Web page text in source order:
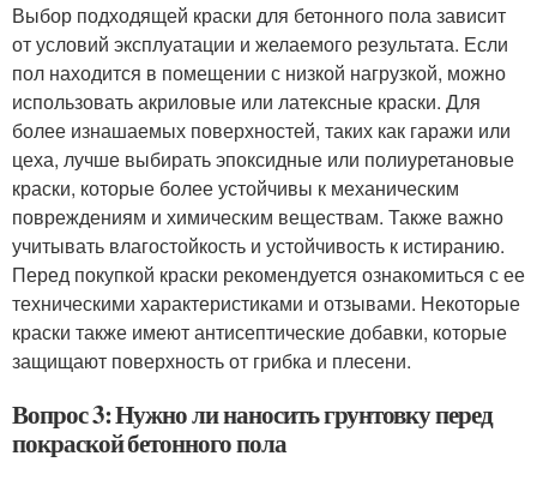
Выбор подходящей краски для бетонного пола зависит
от условий эксплуатации и желаемого результата. Если
пол находится в помещении с низкой нагрузкой, можно
использовать акриловые или латексные краски. Для
более изнашаемых поверхностей, таких как гаражи или
цеха, лучше выбирать эпоксидные или полиуретановые
краски, которые более устойчивы к механическим
повреждениям и химическим веществам. Также важно
учитывать влагостойкость и устойчивость к истиранию.
Перед покупкой краски рекомендуется ознакомиться с ее
техническими характеристиками и отзывами. Некоторые
краски также имеют антисептические добавки, которые
защищают поверхность от грибка и плесени.
Вопрос 3: Нужно ли наносить грунтовку перед
покраской бетонного пола